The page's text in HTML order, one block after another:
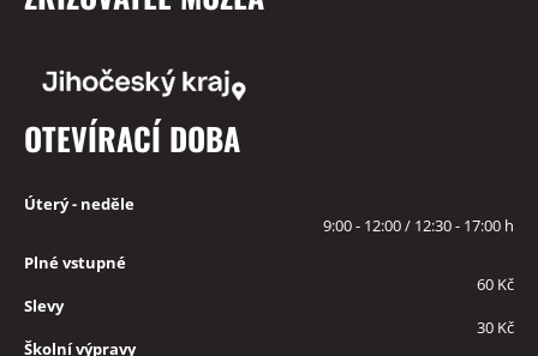
OTEVÍRACÍ DOBA
Úterý - neděle
9:00 - 12:00 / 12:30 - 17:00 h
Plné vstupné
60 Kč
Slevy
30 Kč
Školní výpravy